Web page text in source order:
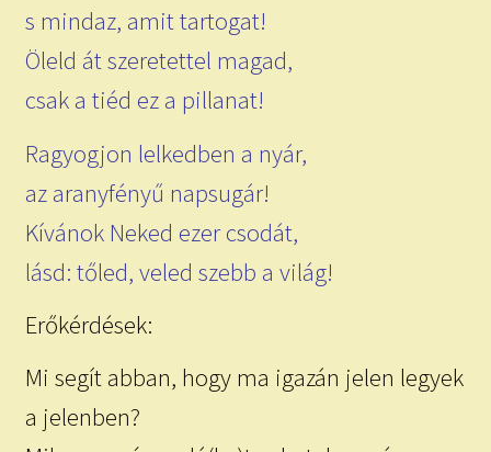
s mindaz, amit tartogat!
Öleld át szeretettel magad,
csak a tiéd ez a pillanat!
Ragyogjon lelkedben a nyár,
az aranyfényű napsugár!
Kívánok Neked ezer csodát,
lásd: tőled, veled szebb a világ!
Erőkérdések:
Mi segít abban, hogy ma igazán jelen legyek
a jelenben?